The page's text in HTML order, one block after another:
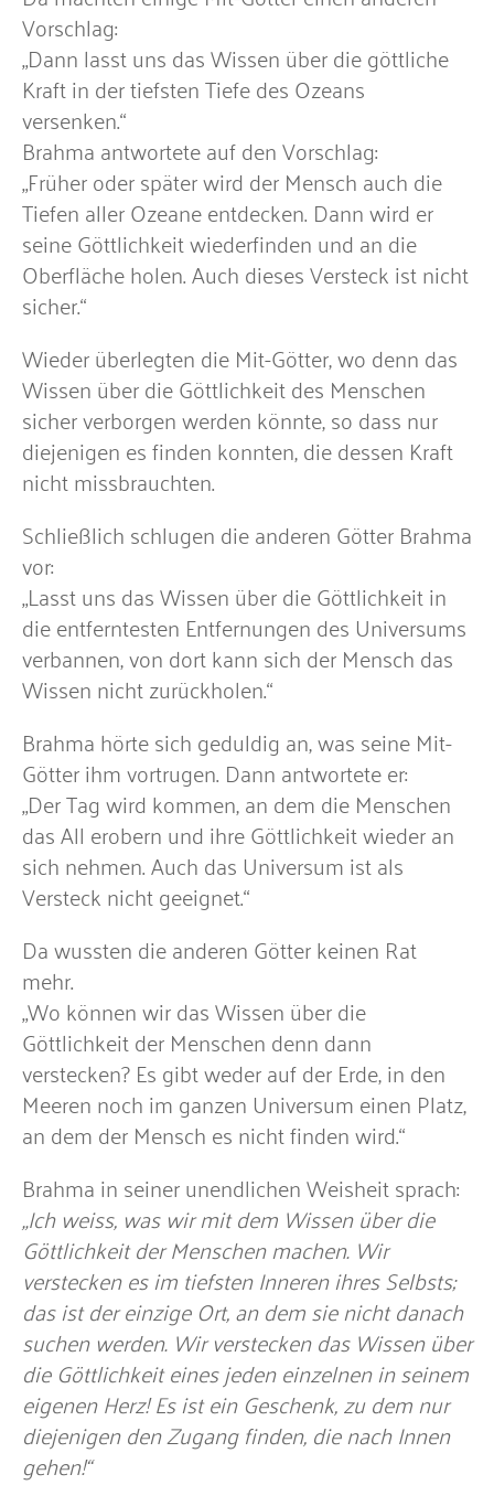
Vorschlag:
„Dann lasst uns das Wissen über die göttliche
Kraft in der tiefsten Tiefe des Ozeans
versenken.“
Brahma antwortete auf den Vorschlag:
„Früher oder später wird der Mensch auch die
Tiefen aller Ozeane entdecken. Dann wird er
seine Göttlichkeit wiederfinden und an die
Oberfläche holen. Auch dieses Versteck ist nicht
sicher.“
Wieder überlegten die Mit-Götter, wo denn das
Wissen über die Göttlichkeit des Menschen
sicher verborgen werden könnte, so dass nur
diejenigen es finden konnten, die dessen Kraft
nicht missbrauchten.
Schließlich schlugen die anderen Götter Brahma
vor:
„Lasst uns das Wissen über die Göttlichkeit in
die entferntesten Entfernungen des Universums
verbannen, von dort kann sich der Mensch das
Wissen nicht zurückholen.“
Brahma hörte sich geduldig an, was seine Mit-
Götter ihm vortrugen. Dann antwortete er:
„Der Tag wird kommen, an dem die Menschen
das All erobern und ihre Göttlichkeit wieder an
sich nehmen. Auch das Universum ist als
Versteck nicht geeignet.“
Da wussten die anderen Götter keinen Rat
mehr.
„Wo können wir das Wissen über die
Göttlichkeit der Menschen denn dann
verstecken? Es gibt weder auf der Erde, in den
Meeren noch im ganzen Universum einen Platz,
an dem der Mensch es nicht finden wird.“
Brahma in seiner unendlichen Weisheit sprach:
„Ich weiss, was wir mit dem Wissen über die
Göttlichkeit der Menschen machen. Wir
verstecken es im tiefsten Inneren ihres Selbsts;
das ist der einzige Ort, an dem sie nicht danach
suchen werden. Wir verstecken das Wissen über
die Göttlichkeit eines jeden einzelnen in seinem
eigenen Herz! Es ist ein Geschenk, zu dem nur
diejenigen den Zugang finden, die nach Innen
gehen!“